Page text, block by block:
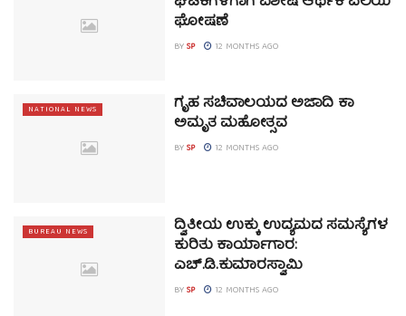
ಘೋಷಣೆ
BYSP 12 MONTHS AGO
NATIONAL NEWS ಗೃಹ ಸಚಿವಾಲಯದ ಅಜಾದಿ ಕಾ
ಅಮೃತ ಮಹೋತ್ಸವ
BYSP 12 MONTHS AGO
BUREAU NEWS ದ್ವಿತೀಯ ಉಕ್ಕು ಉದ್ಯಮದ ಸಮಸ್ಯೆಗಳ
ಕುರಿತು ಕಾರ್ಯಾಗಾರ:
ಎಚ್.ಡಿ.ಕುಮಾರಸ್ವಾಮಿ
BYSP 12 MONTHS AGO